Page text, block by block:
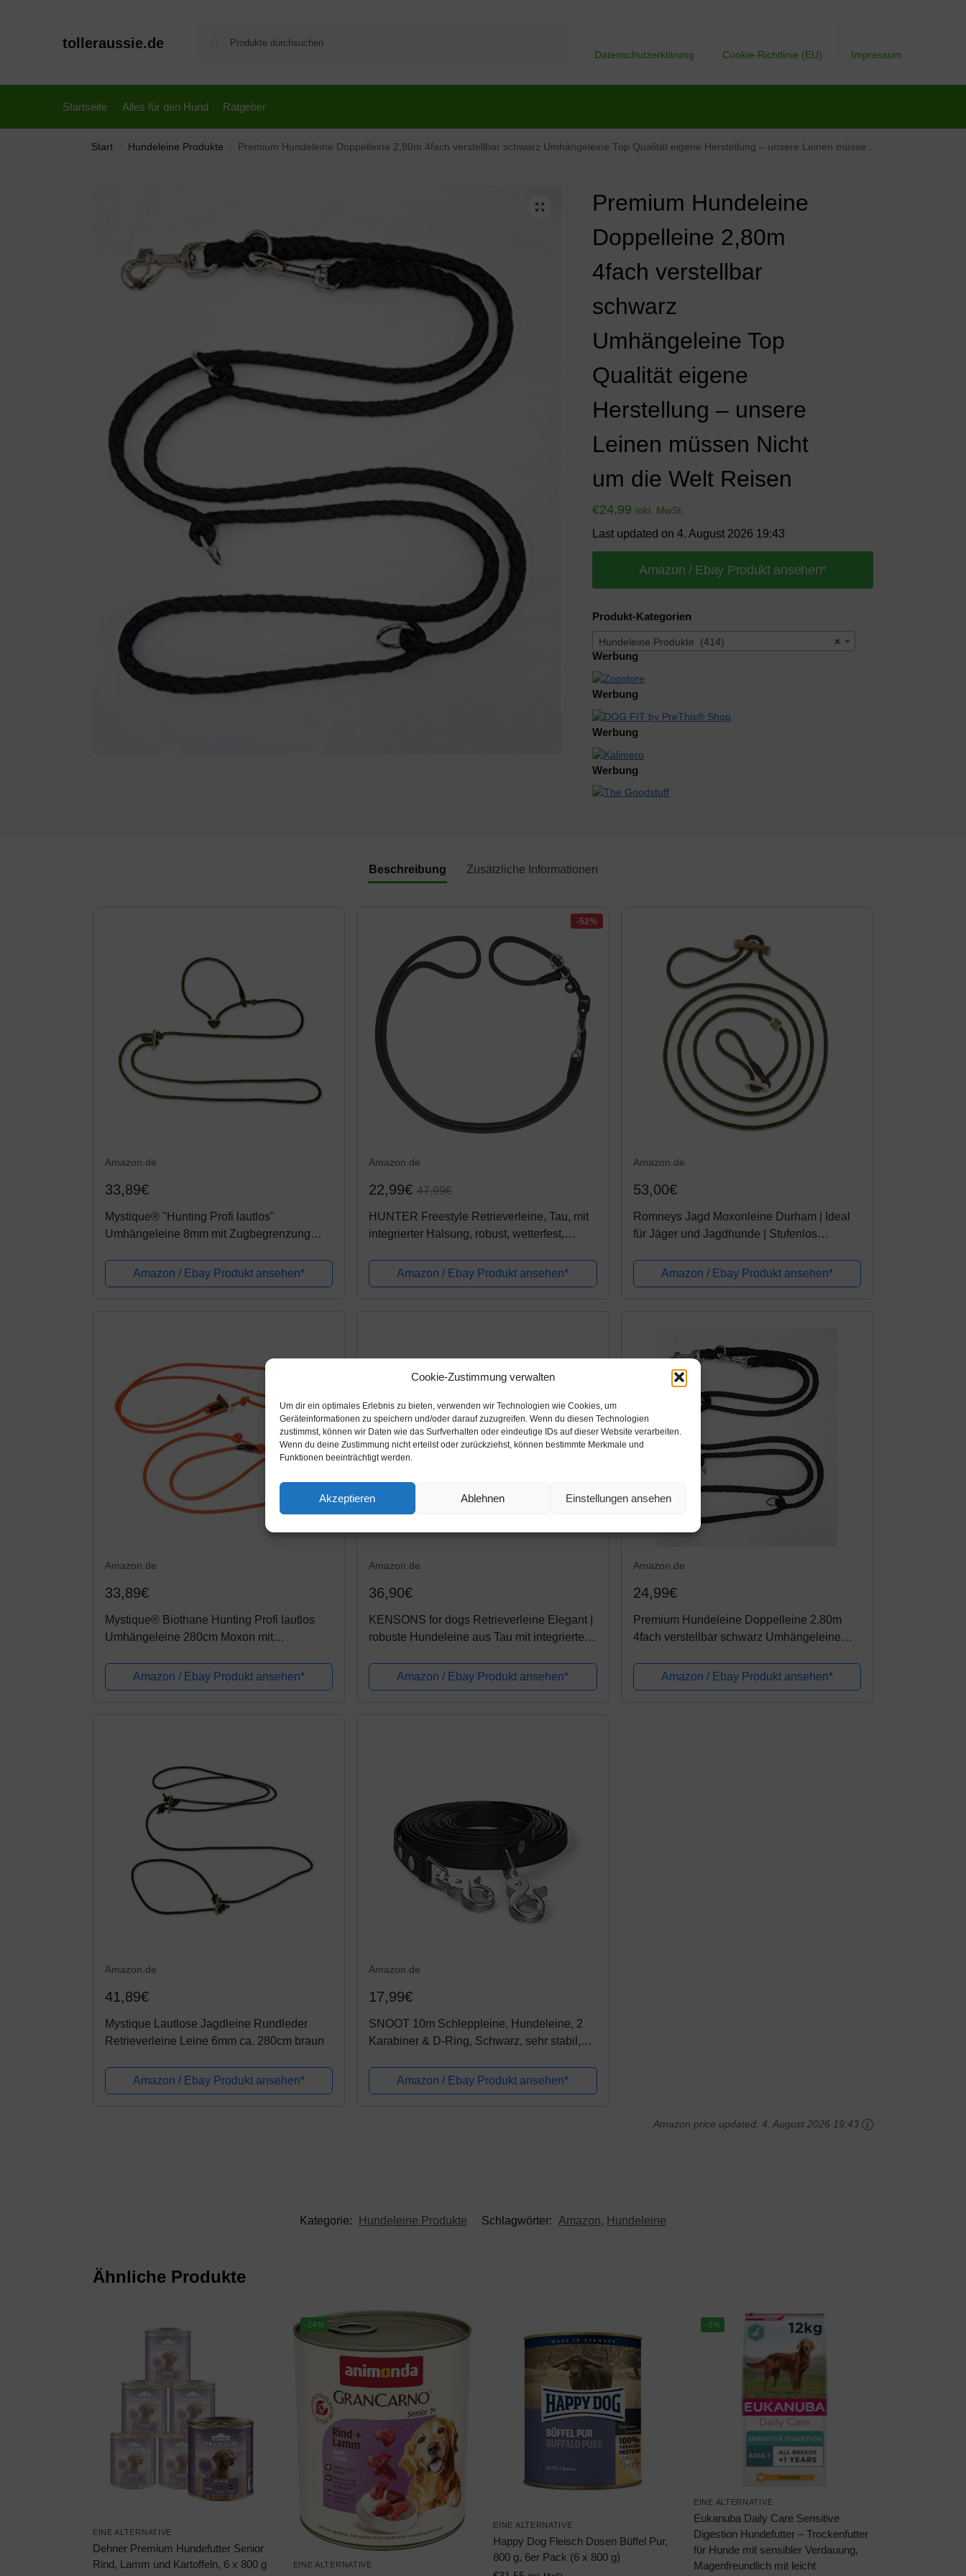
Cookie-Zustimmung verwalten
Um dir ein optimales Erlebnis zu bieten, verwenden wir Technologien wie Cookies, um
Geräteinformationen zu speichern und/oder darauf zuzugreifen. Wenn du diesen Technologien
zustimmst, können wir Daten wie das Surfverhalten oder eindeutige IDs auf dieser Website verarbeiten.
Wenn du deine Zustimmung nicht erteilst oder zurückziehst, können bestimmte Merkmale und
Funktionen beeinträchtigt werden.
Akzeptieren Ablehnen Einstellungen ansehen
tolleraussie.de
Datenschutzerklärung Cookie-Richtlinie (EU) Impressum
Startseite Alles für den Hund Ratgeber
Start Hundeleine Produkte Premium Hundeleine Doppelleine 2,80m 4fach verstellbar schwarz Umhängeleine Top Qualität eigene Herstellung – unsere Leinen müssen Nicht um die Welt Reisen
Premium Hundeleine
Doppelleine 2,80m
4fach verstellbar
schwarz
Umhängeleine Top
Qualität eigene
Herstellung – unsere
Leinen müssen Nicht
um die Welt Reisen
€24,99 inkl. MwSt.
Last updated on 4. August 2026 19:43
Amazon / Ebay Produkt ansehen*
Produkt-Kategorien
×
Hundeleine Produkte (414)
Werbung
Werbung
Werbung
Werbung
Beschreibung Zusätzliche Informationen
Amazon.de
33,89€
Mystique® "Hunting Profi lautlos"
Umhängeleine 8mm mit Zugbegrenzung
Amazon / Ebay Produkt ansehen*
-52%
Amazon.de
22,99€47,99€
HUNTER Freestyle Retrieverleine, Tau, mit
integrierter Halsung, robust, wetterfest,
Amazon / Ebay Produkt ansehen*
Amazon.de
53,00€
Romneys Jagd Moxonleine Durham | Ideal
für Jäger und Jagdhunde | Stufenlos
Amazon / Ebay Produkt ansehen*
Amazon.de
33,89€
Mystique® Biothane Hunting Profi lautlos
Umhängeleine 280cm Moxon mit
Amazon / Ebay Produkt ansehen*
Amazon.de
36,90€
KENSONS for dogs Retrieverleine Elegant |
robuste Hundeleine aus Tau mit integrierter
Amazon / Ebay Produkt ansehen*
Amazon.de
24,99€
Premium Hundeleine Doppelleine 2,80m
4fach verstellbar schwarz Umhängeleine
Leinen müssen Nicht um die Welt Reisen
Amazon / Ebay Produkt ansehen*
Amazon.de
41,89€
Mystique Lautlose Jagdleine Rundleder
Retrieverleine Leine 6mm ca. 280cm braun
Amazon / Ebay Produkt ansehen*
Amazon.de
17,99€
SNOOT 10m Schleppleine, Hundeleine, 2
Karabiner & D-Ring, Schwarz, sehr stabil,
Amazon / Ebay Produkt ansehen*
Amazon price updated:4. August 2026 19:43
Kategorie: Hundeleine Produkte Schlagwörter: Amazon, Hundeleine
Ähnliche Produkte
EINE ALTERNATIVE
Dehner Premium Hundefutter Senior
Rind, Lamm und Kartoffeln, 6 x 800 g
-24%
EINE ALTERNATIVE
EINE ALTERNATIVE
Happy Dog Fleisch Dosen Büffel Pur,
800 g, 6er Pack (6 x 800 g)
-3%
EINE ALTERNATIVE
Eukanuba Daily Care Sensitive
Digestion Hundefutter – Trockenfutter
für Hunde mit sensibler Verdauung,
Magenfreundlich mit leicht